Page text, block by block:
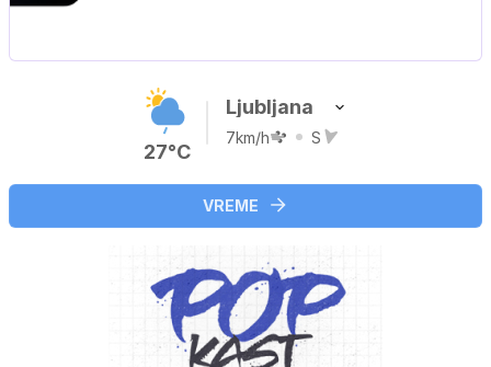
27°C
Ljubljana
7km/h S
VREME